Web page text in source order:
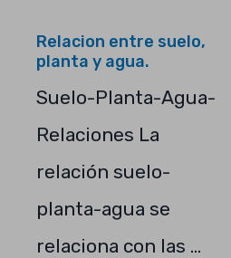
Relacion entre suelo,
planta y agua.
Suelo-Planta-Agua-
Relaciones La
relación suelo-
planta-agua se
relaciona con las …